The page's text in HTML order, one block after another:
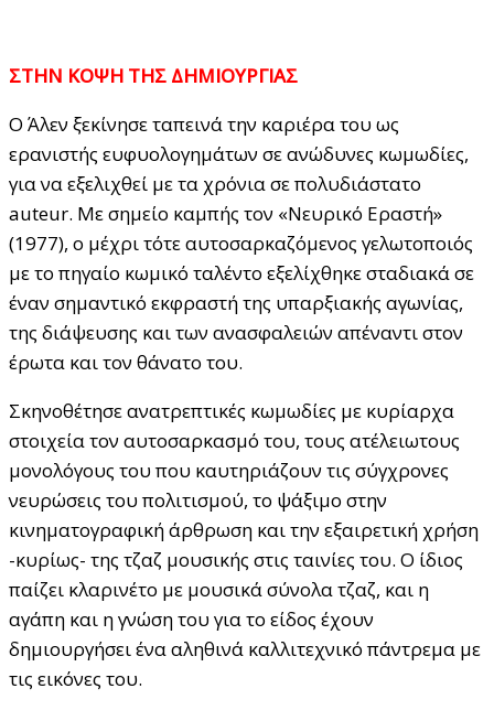
ΣΤΗΝ ΚΟΨΗ ΤΗΣ ΔΗΜΙΟΥΡΓΙΑΣ
Ο Άλεν ξεκίνησε ταπεινά την καριέρα του ως
ερανιστής ευφυολογημάτων σε ανώδυνες κωμωδίες,
για να εξελιχθεί με τα χρόνια σε πολυδιάστατο
auteur. Με σημείο καμπής τον «Νευρικό Εραστή»
(1977), ο μέχρι τότε αυτοσαρκαζόμενος γελωτοποιός
με το πηγαίο κωμικό ταλέντο εξελίχθηκε σταδιακά σε
έναν σημαντικό εκφραστή της υπαρξιακής αγωνίας,
της διάψευσης και των ανασφαλειών απέναντι στον
έρωτα και τον θάνατο του.
Σκηνοθέτησε ανατρεπτικές κωμωδίες με κυρίαρχα
στοιχεία τον αυτοσαρκασμό του, τους ατέλειωτους
μονολόγους του που καυτηριάζουν τις σύγχρονες
νευρώσεις του πολιτισμού, το ψάξιμο στην
κινηματογραφική άρθρωση και την εξαιρετική χρήση
-κυρίως- της τζαζ μουσικής στις ταινίες του. Ο ίδιος
παίζει κλαρινέτο με μουσικά σύνολα τζαζ, και η
αγάπη και η γνώση του για το είδος έχουν
δημιουργήσει ένα αληθινά καλλιτεχνικό πάντρεμα με
τις εικόνες του.